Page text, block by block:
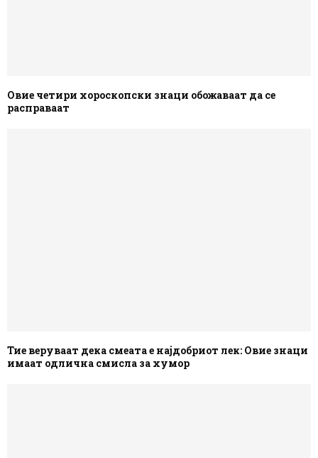
Овие четири хороскопски знаци обожаваат да се
расправаат
Тие веруваат дека смеата е најдобриот лек: Овие знаци
имаат одлична смисла за хумор